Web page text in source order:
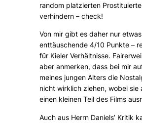
random platzierten
verhindern – check!
Von mir gibt es daher nur etwas
enttäuschende 4/10 Punkte –
für Kieler Verhältnisse.
aber anmerken, dass bei mir
meines jungen Alters die
nicht wirklich ziehen, wobei sie
einen kleinen Teil des Films
Auch aus Herrn Daniels’ Kritik